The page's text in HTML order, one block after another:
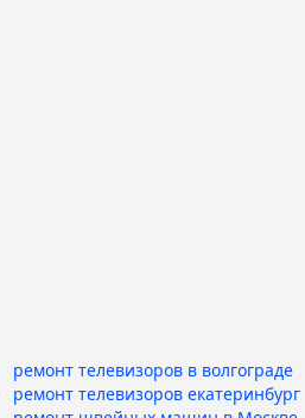
ремонт телевизоров в волгограде
ремонт телевизоров екатеринбург